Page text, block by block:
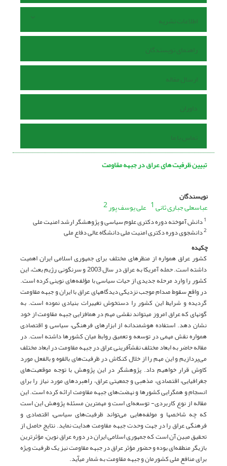
اطلاعات نشریه
راهنمای نویسندگان
ارسال مقاله
داوران
تماس با ما
تبیین ظرفیت های عراق در جبهه مقاومت
نویسندگان
عباسعلی جباری ثانی1 علی یوسف پور2
1دانش آموخته دوره دکتری علوم سیاسی و پژوهشگر ارشد امنیت ملی
2دانشجوی دوره دکتری امنیت ملی دانشگاه عالی دفاع ملی
چکیده
کشور عراق همواره از منظرهای مختلف برای جمهوری اسلامی ایران اهمیت
داشته است. حمله آمریکا به عراق در سال 2003 و سرنگونی رژیم بعث، این
کشور را وارد مرحله جدیدی از حیات سیاسی با مؤلفه‌های نوینی کرده است.
در واقع سقوط صدام موجب نزدیکی دیدگاه­های عراق با ایران و جبهه مقاومت
گردیده و شرایط این کشور را دستخوش تغییرات بنیادی نموده است. به
گونه­ای که عراق امروز می­تواند نقشی مهم در هم­افزایی جبهه مقاومت از خود
نشان دهد. استفاده هوشمندانه از ابزارهای فرهنگی، سیاسی و اقتصادی
همواره نقش مهمی در توسعه و تعمیق روابط میان کشورها داشته است. در
مقاله حاضر به ابعاد مختلف نقش­آفرینی عراق در جبهه مقاومت در ابعاد مختلف
می‌پردازیم و این مهم را از خلال کنکاش در ظرفیت‌های بالقوه و بالفعل مورد
کاوش قرار خواهیم داد. پژوهشگر در این پژوهش با توجه موقعیت‌های
جغرافیایی، اقتصادی، مذهبی و جمعیتی عراق، راهبردهای مورد نیاز را برای
انسجام و همگرایی کشورها و نهضت‌های جبهه مقاومت ارائه کرده است. این
مقاله از نوع کاربردی- توسعه‌ای است و مهمترین مسئله پژوهش این است
که چه شاخص­ها و مولفه‌هایی می‌تواند ظرفیت‌های سیاسی، اقتصادی و
فرهنگی عراق را در جهت وحدت جبهه مقاومت هدایت نماید. نتایج حاصل از
تحقیق مبین آن است که جمهوری اسلامی ایران در دوره عراق نوین، مؤثرترین
بازیگر منطقه‌ای بوده و حضور مؤثر عراق در جبهه مقاومت نیز یک ظرفیت ویژه
برای منافع ملی کشورمان و جبهه مقاومت به شمار می­آید.